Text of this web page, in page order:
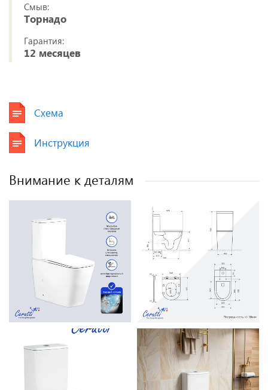
Смыв:
Торнадо
Гарантия:
12 месяцев
Схема
Инструкция
Внимание к деталям